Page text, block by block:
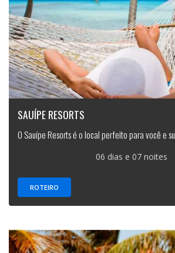
SAUÍPE RESORTS
O Sauípe Resorts é o local perfeito para você e
06 dias e 07 noites
ROTEIRO